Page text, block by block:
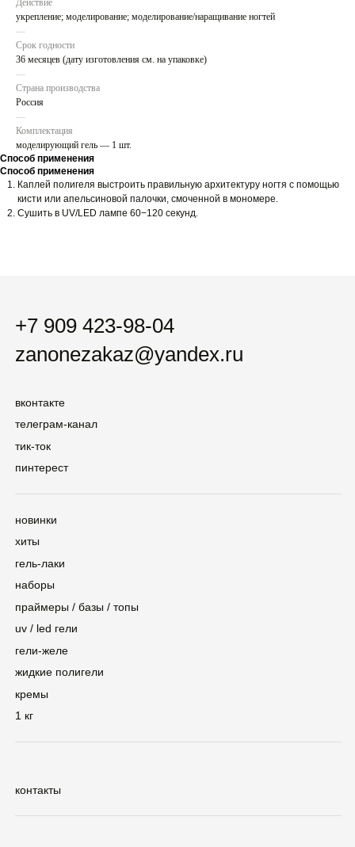
Действие
укрепление; моделирование; моделирование/наращивание ногтей
---
Срок годности
36 месяцев (дату изготовления см. на упаковке)
---
Страна производства
Россия
---
Комплектация
моделирующий гель — 1 шт.
Способ применения
Способ применения
Каплей полигеля выстроить правильную архитектуру ногтя с помощью
кисти или апельсиновой палочки, смоченной в мономере.
Сушить в UV/LED лампе 60−120 секунд.
+7 909 423-98-04
гель-лаки
праймеры / базы / топы
кремы
1 кг
©2025 — ZINA
Политика конфиденциальности
вконтакте
телеграм-канал
zanonezakaz@yandex.ru